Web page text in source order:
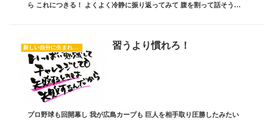
ら これにつきる！ よくよく冷静に振り返ってみて 腹を割って話そう！
新しい自分に生まれ変わるヒント 習うより慣れろ！
プロ野球も回開幕し 我が広島カープも 巨人を相手取り圧勝したみたい